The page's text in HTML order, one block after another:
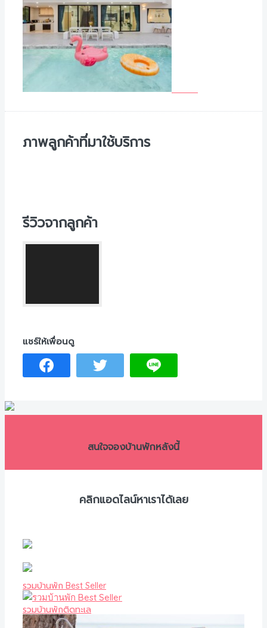
ภาพลูกค้าที่มาใช้บริการ
รีวิวจากลูกค้า
สนใจจองบ้านพักหลังนี้
คลิกแอดไลน์หาเราได้เลย
รวมบ้านพัก Best Seller
รวมบ้านพักติดทะเล